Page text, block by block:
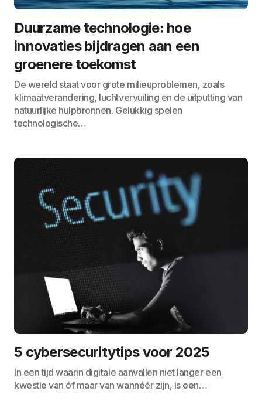
Duurzame technologie: hoe
innovaties bijdragen aan een
groenere toekomst
De wereld staat voor grote milieuproblemen, zoals
klimaatverandering, luchtvervuiling en de uitputting van
natuurlijke hulpbronnen. Gelukkig spelen
technologische…
5 cybersecuritytips voor 2025
In een tijd waarin digitale aanvallen niet langer een
kwestie van óf maar van wannéér zijn, is een…